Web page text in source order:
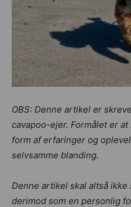
OBS: Denne artikel er
cavapoo-ejer. Formålet er
form af erfaringer og
selvsamme blanding.
Denne artikel skal altså
derimod som en personlig